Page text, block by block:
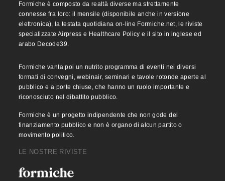
Formiche è composto da realtà diverse ma strettamente
connesse fra loro: il mensile (disponibile anche in versione
elettronica), la testata quotidiana on-line Formiche.net, le riviste
specializzate Airpress e Healthcare Policy e il sito in inglese ed
arabo Decode39.
Formiche vanta poi un nutrito programma di eventi nei diversi
formati di convegni, webinair, seminari e tavole rotonde aperte al
pubblico e a porte chiuse, che hanno un ruolo importante e
riconosciuto nel dibattito pubblico.
Formiche è un progetto indipendente che non gode del
finanziamento pubblico e non è organo di alcun partito o
movimento politico.
LE NOSTRE RIVISTE